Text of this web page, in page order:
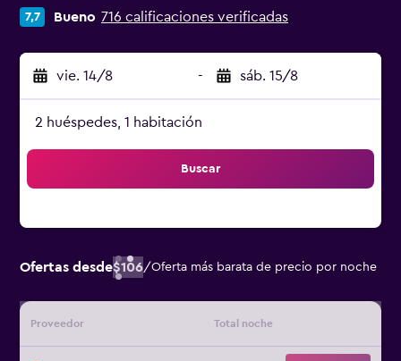
7,7 Bueno 716 calificaciones verificadas
vie. 14/8 - sáb. 15/8
2 huéspedes, 1 habitación
Buscar
Ofertas desde$106/Oferta más barata de precio por noche
Proveedor Total noche